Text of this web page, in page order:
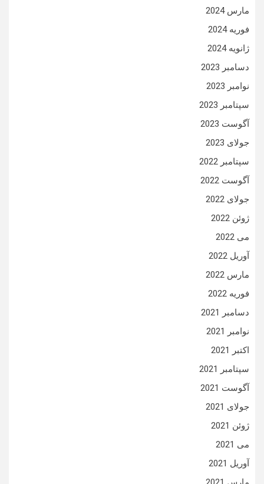
مارس 2024
فوریه 2024
ژانویه 2024
دسامبر 2023
نوامبر 2023
سپتامبر 2023
آگوست 2023
جولای 2023
سپتامبر 2022
آگوست 2022
جولای 2022
ژوئن 2022
می 2022
آوریل 2022
مارس 2022
فوریه 2022
دسامبر 2021
نوامبر 2021
اکتبر 2021
سپتامبر 2021
آگوست 2021
جولای 2021
ژوئن 2021
می 2021
آوریل 2021